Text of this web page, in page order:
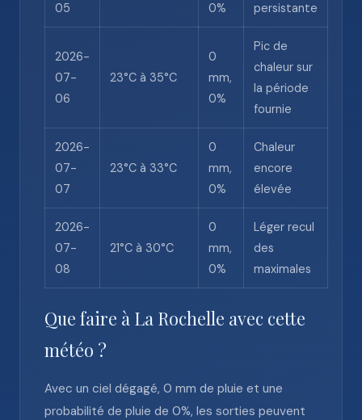
05
0%
persistante
2026-
07-
06
23°C à 35°C
0
mm,
0%
Pic de
chaleur sur
la période
fournie
2026-
07-
07
23°C à 33°C
0
mm,
0%
Chaleur
encore
élevée
2026-
07-
08
21°C à 30°C
0
mm,
0%
Léger recul
des
maximales
Que faire à La Rochelle avec cette
météo ?
Avec un ciel dégagé, 0 mm de pluie et une
probabilité de pluie de 0%, les sorties peuvent